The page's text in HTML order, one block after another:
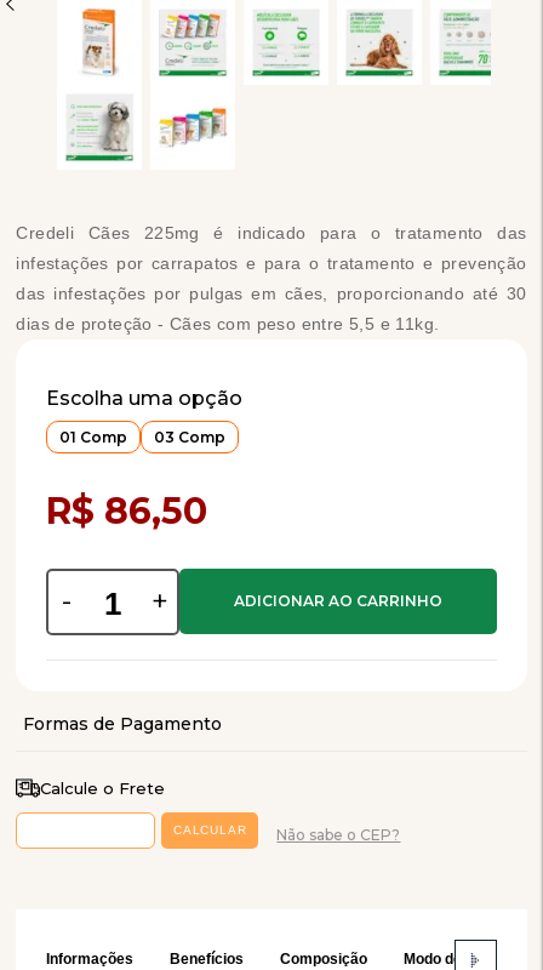
Credeli Cães 225mg é indicado para o tratamento das
infestações por carrapatos e para o tratamento e prevenção
das infestações por pulgas em cães, proporcionando até 30
dias de proteção - Cães com peso entre 5,5 e 11kg.
Escolha uma opção
01 Comp 03 Comp
R$ 86,50
- +
Calcule o Frete
Não sabe o CEP?
Informações Benefícios Composição Modo de Usar